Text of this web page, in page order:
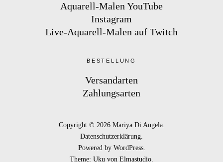
Aquarell-Malen YouTube
Instagram
Live-Aquarell-Malen auf Twitch
BESTELLUNG
Versandarten
Zahlungsarten
Copyright © 2026 Mariya Di Angela
Datenschutzerklärung
Powered by WordPress
Theme: Uku von Elmastudio